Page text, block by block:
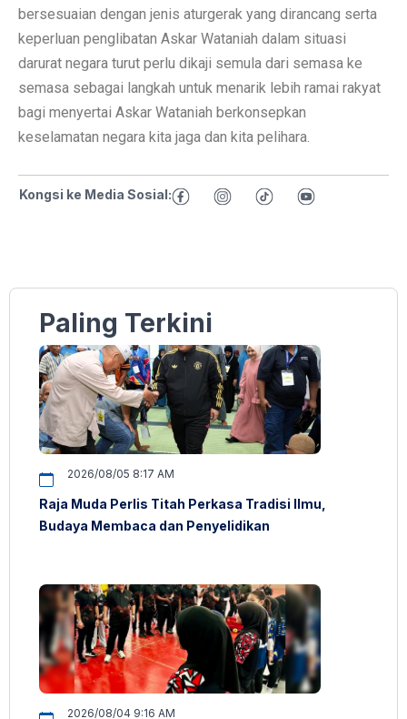
bersesuaian dengan jenis aturgerak yang dirancang serta
keperluan penglibatan Askar Wataniah dalam situasi
darurat negara turut perlu dikaji semula dari semasa ke
semasa sebagai langkah untuk menarik lebih ramai rakyat
bagi menyertai Askar Wataniah berkonsepkan
keselamatan negara kita jaga dan kita pelihara.
Kongsi ke Media Sosial:
Paling Terkini
2026/08/05 8:17 AM
Raja Muda Perlis Titah Perkasa Tradisi Ilmu,
Budaya Membaca dan Penyelidikan
2026/08/04 9:16 AM